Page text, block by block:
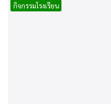
กิจกรรมโรงเรียน